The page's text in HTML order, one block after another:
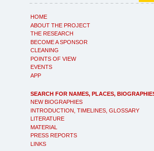
HOME
ABOUT THE PROJECT
THE RESEARCH
BECOME A SPONSOR
CLEANING
POINTS OF VIEW
EVENTS
APP
SEARCH FOR NAMES, PLACES,
NEW BIOGRAPHIES
INTRODUCTION, TIMELINES, GLOSSARY
LITERATURE
MATERIAL
PRESS REPORTS
LINKS